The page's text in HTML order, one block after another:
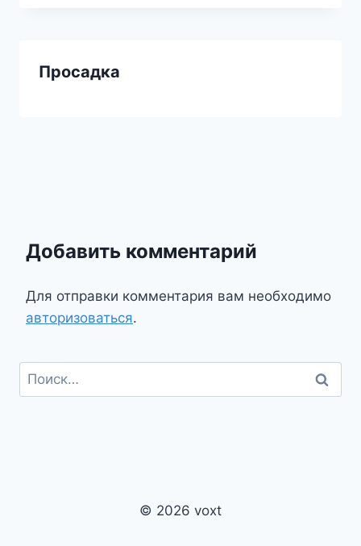
Просадка
Добавить комментарий
Для отправки комментария вам необходимо
авторизоваться.
Найти:
© 2026 voxt